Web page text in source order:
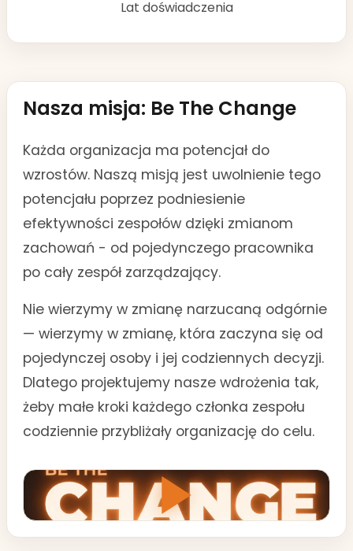
Lat doświadczenia
Nasza misja: Be The Change
Każda organizacja ma potencjał do
wzrostów. Naszą misją jest uwolnienie tego
potencjału poprzez podniesienie
efektywności zespołów dzięki zmianom
zachowań - od pojedynczego pracownika
po cały zespół zarządzający.
Nie wierzymy w zmianę narzucaną odgórnie
— wierzymy w zmianę, która zaczyna się od
pojedynczej osoby i jej codziennych decyzji.
Dlatego projektujemy nasze wdrożenia tak,
żeby małe kroki każdego członka zespołu
codziennie przybliżały organizację do celu.